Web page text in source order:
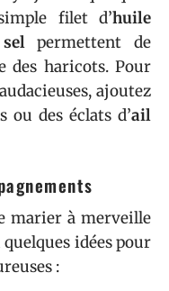
filet d’huile
selpermettent de
des haricots. Pour
ajoutez
ou des éclats d’ail
marier à merveille
idées pour
: